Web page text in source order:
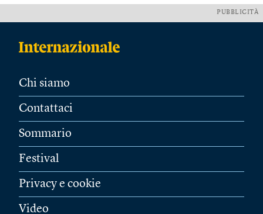
PUBBLICITÀ
Chi siamo
Contattaci
Sommario
Festival
Privacy e cookie
Video